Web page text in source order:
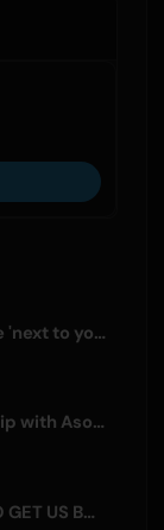
Sagiri Sol releases new single 'next to your love' after hiatus
Kizuna AI Deepens Partnership with Asobisystem Ahead of 10th Anniversary World Tour
EMNW Premieres 'LOVING TO GET US BY' Music Video on August 7